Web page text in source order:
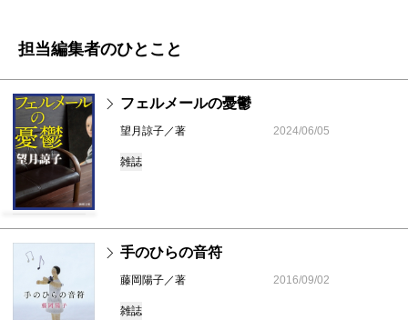
担当編集者のひとこと
フェルメールの憂鬱
望月諒子／著 2024/06/05
雑誌
手のひらの音符
藤岡陽子／著 2016/09/02
雑誌